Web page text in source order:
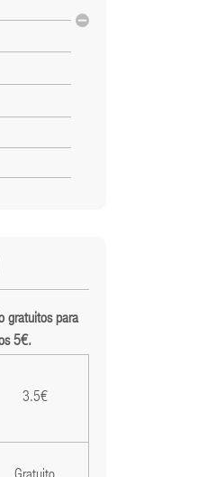
gratuitos para
5€.
3.5€